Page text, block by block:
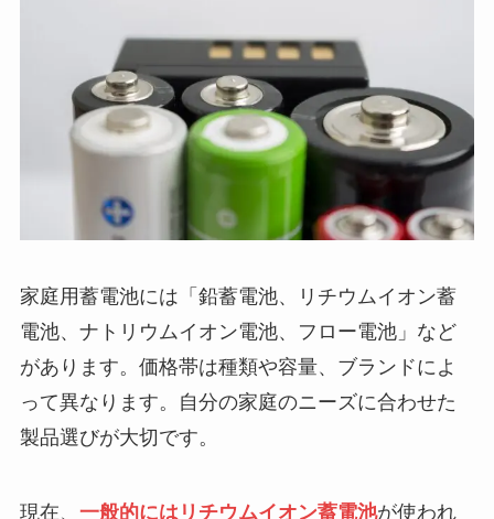
家庭用蓄電池には「鉛蓄電池、リチウムイオン蓄
電池、ナトリウムイオン電池、フロー電池」など
があります。価格帯は種類や容量、ブランドによ
って異なります。自分の家庭のニーズに合わせた
製品選びが大切です。
現在、 一般的にはリチウムイオン蓄電池が使われ